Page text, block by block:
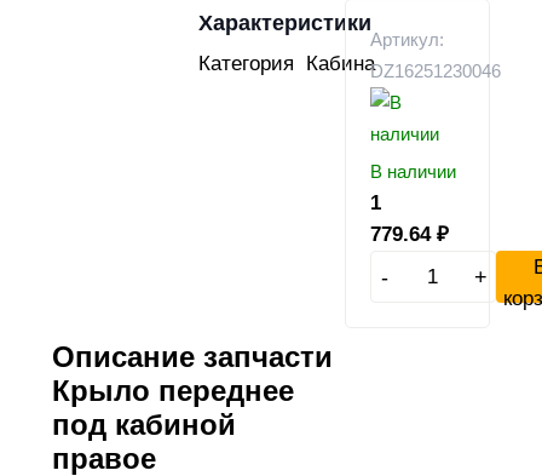
Характеристики
Категория Кабина
Артикул:
DZ16251230046
В наличии
1
779.64 ₽
- +
Описание запчасти
Крыло переднее
под кабиной
правое